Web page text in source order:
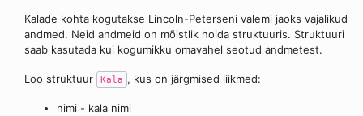
Kalade kohta kogutakse Lincoln-Peterseni valemi jaoks vajalikud
andmed. Neid andmeid on mõistlik hoida struktuuris. Struktuuri
saab kasutada kui kogumikku omavahel seotud andmetest.
Loo struktuur Kala , kus on järgmised liikmed:
nimi - kala nimi